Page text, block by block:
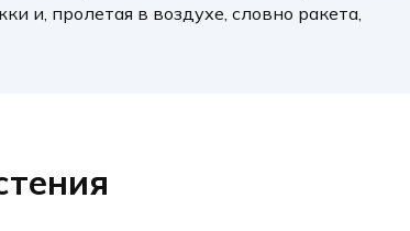
и, пролетая в воздухе, словно ракета,